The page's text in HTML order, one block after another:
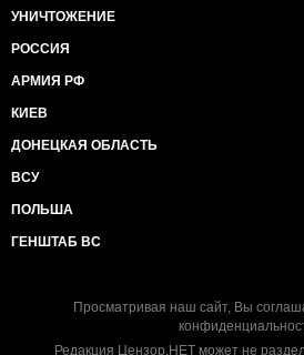
УНИЧТОЖЕНИЕ
РОССИЯ
АРМИЯ РФ
КИЕВ
ДОНЕЦКАЯ ОБЛАСТЬ
ВСУ
ПОЛЬША
ГЕНШТАБ ВС
Просматривая наш сайт, Вы
Редакция Цензор.НЕТ может не